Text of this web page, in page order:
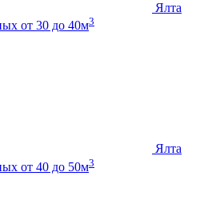
Ялта
от 30 до 40м3
Ялта
от 40 до 50м3